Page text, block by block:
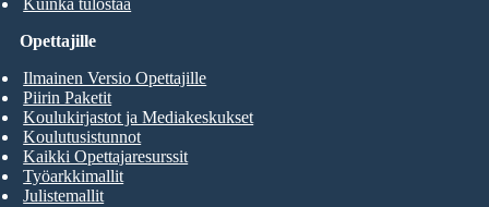
Kuinka tulostaa
Opettajille
Ilmainen Versio Opettajille
Piirin Paketit
Koulukirjastot ja Mediakeskukset
Koulutusistunnot
Kaikki Opettajaresurssit
Työarkkimallit
Julistemallit